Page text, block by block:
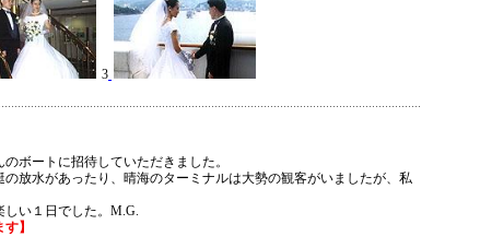
3
ボートに招待していただきました。
放水があったり、晴海のターミナルは大勢の観客がいましたが、私
い１日でした。M.G.
】